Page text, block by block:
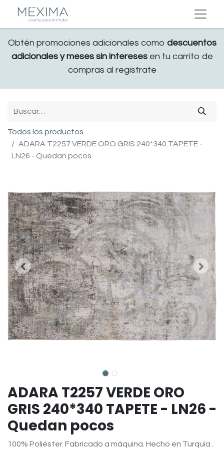
Obtén promociones adicionales como descuentos
adicionales y meses sin interesesen tu carrito de
compras al registrate
Todos los productos
ADARA T2257 VERDE ORO GRIS 240*340 TAPETE -
LN26 - Quedan pocos
ADARA T2257 VERDE ORO
GRIS 240*340 TAPETE - LN26 -
Quedan pocos
100% Poliéster. Fabricado a máquina. Hecho en Turquía .